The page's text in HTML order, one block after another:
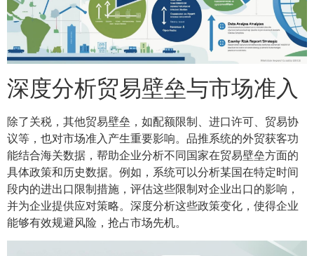
深度分析贸易壁垒与市场准入
除了关税，其他贸易壁垒，如配额限制、进口许可、贸易协
议等，也对市场准入产生重要影响。品推系统的外贸获客功
能结合海关数据，帮助企业分析不同国家在贸易壁垒方面的
具体政策和历史数据。例如，系统可以分析某国在特定时间
段内的进出口限制措施，评估这些限制对企业出口的影响，
并为企业提供应对策略。深度分析这些政策变化，使得企业
能够有效规避风险，抢占市场先机。